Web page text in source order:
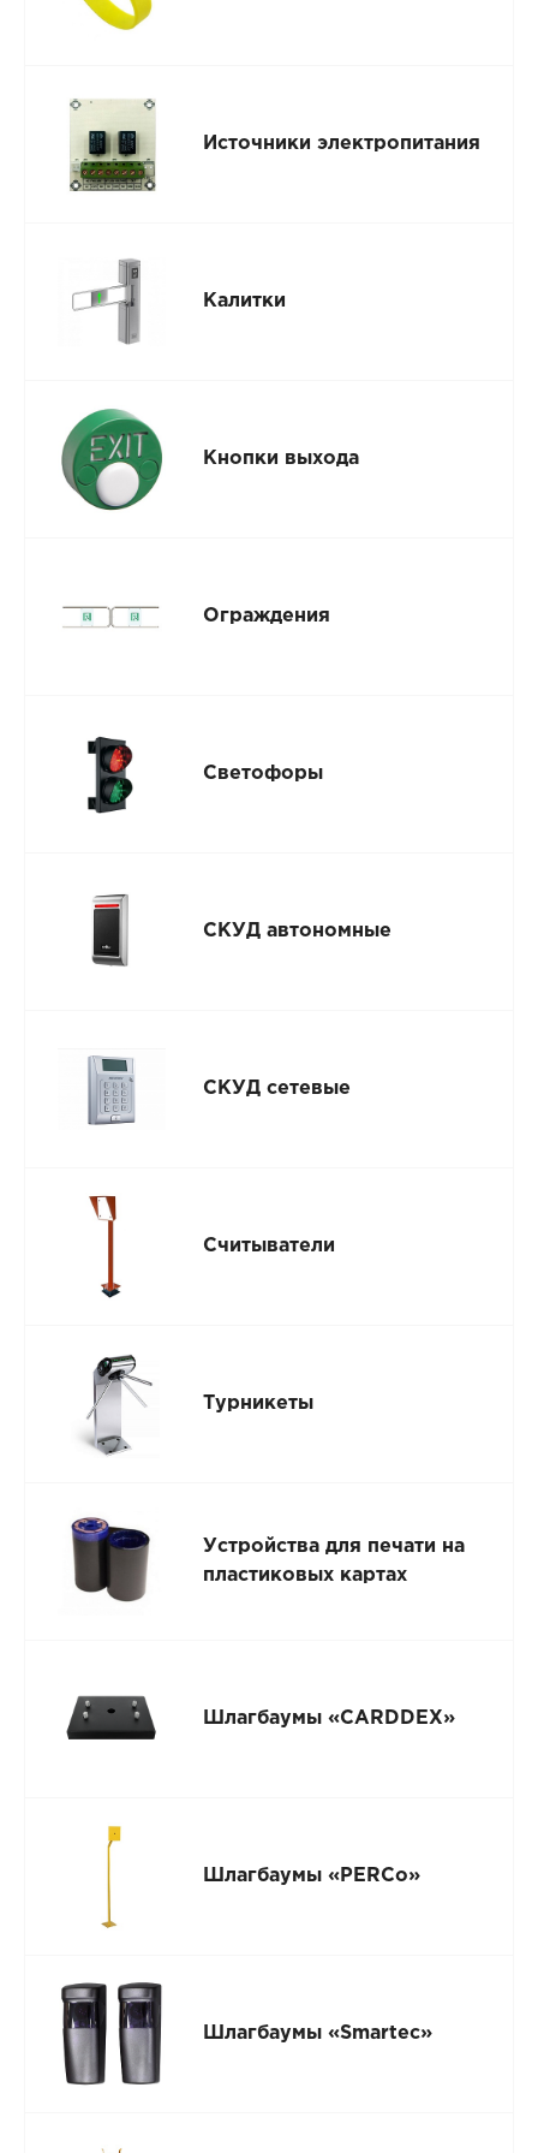
Источники электропитания
Калитки
Кнопки выхода
Ограждения
Светофоры
СКУД автономные
СКУД сетевые
Считыватели
Турникеты
Устройства для печати на
пластиковых картах
Шлагбаумы «CARDDEX»
Шлагбаумы «PERCo»
Шлагбаумы «Smartec»